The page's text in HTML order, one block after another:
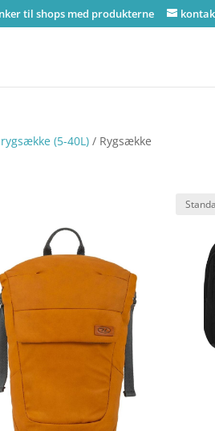
til shops med produkterne
(5-40L) / Rygsække